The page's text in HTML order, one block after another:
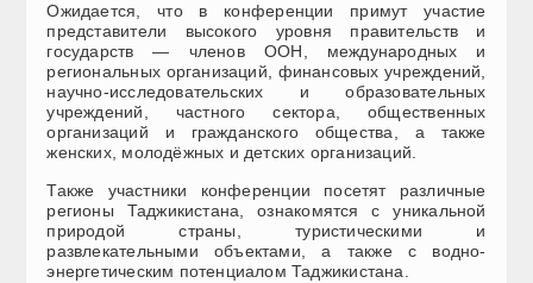
Ожидается, что в конференции примут участие
представители высокого уровня правительств и
государств — членов ООН, международных и
региональных организаций, финансовых учреждений,
научно-исследовательских и образовательных
учреждений, частного сектора, общественных
организаций и гражданского общества, а также
женских, молодёжных и детских организаций.
Также участники конференции посетят различные
регионы Таджикистана, ознакомятся с уникальной
природой страны, туристическими и
развлекательными объектами, а также с водно-
энергетическим потенциалом Таджикистана.